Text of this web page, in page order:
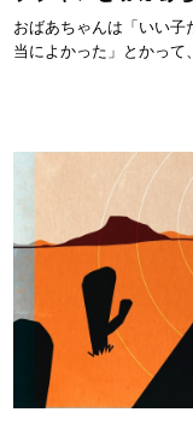
おばあちゃんは「いい
当によかった」とかって